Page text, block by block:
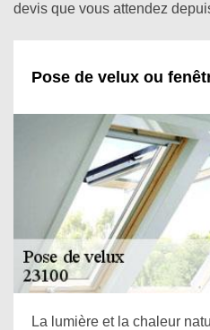
devis que vous attendez
Pose de velux ou
La lumière et la chaleur